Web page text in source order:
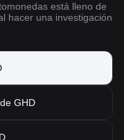
está lleno de
hacer una investigación
GHD